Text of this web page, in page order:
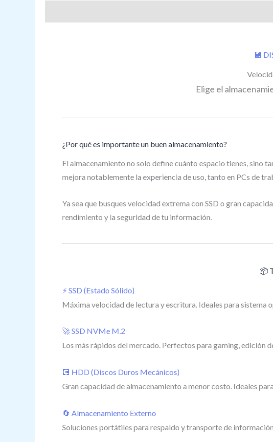
💾
Elige el
¿Por qué es importante un buen almacenamiento?
El almacenamiento no solo define cuánto espacio tienes, sino
mejora notablemente la experiencia de uso, tanto en PCs de
Ya sea que busques velocidad extrema con SSD o gran
rendimiento y la seguridad de tu información.
📦
⚡ SSD (Estado Sólido)
Máxima velocidad de lectura y escritura. Ideales para
🚀 SSD NVMe M.2
Los más rápidos del mercado. Perfectos para gaming, edición
💽 HDD (Discos Duros Mecánicos)
Gran capacidad de almacenamiento a menor costo. Ideales
🔄 Almacenamiento Externo
Soluciones portátiles para respaldo y transporte de información.